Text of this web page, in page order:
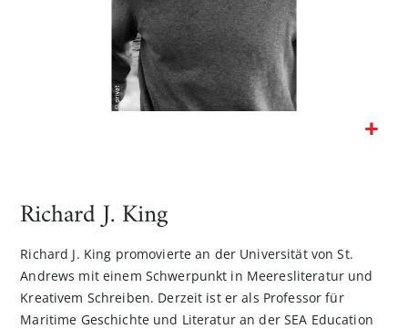
Bildgalerie
Richard J. King
Richard J. King promovierte an der Universität von St.
Andrews mit einem Schwerpunkt in Meeresliteratur und
Kreativem Schreiben. Derzeit ist er als Professor für
Maritime Geschichte und Literatur an der SEA Education